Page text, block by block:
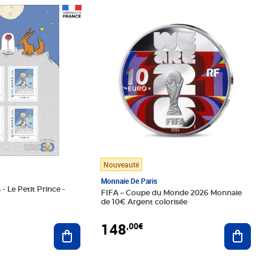
Le Petit Prince -
Ajouter au panier
Nouveauté
Monnaie De Paris
FIFA – Coupe du Monde 2026 Monnaie
de 10€ Argent colorisée
148,00€